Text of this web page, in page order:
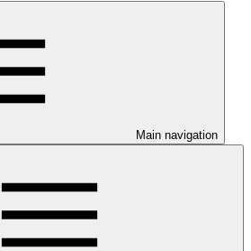
Main navigation